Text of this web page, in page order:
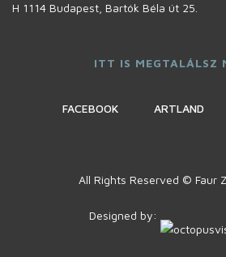
H 1114 Budapest, Bartók Béla út 25.
ITT IS MEGTALÁLSZ
FACEBOOK ARTLAND
All Rights Reserved © Faur
Designed by: